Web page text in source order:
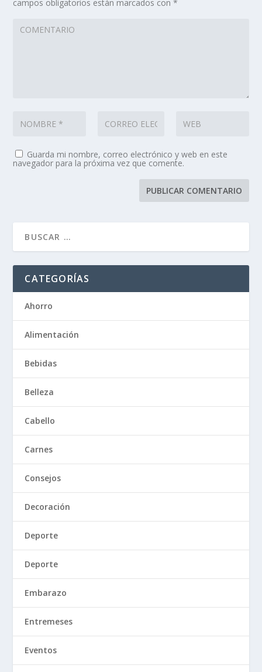
campos obligatorios están marcados con*
Guarda mi nombre, correo electrónico y web en este
navegador para la próxima vez que comente.
CATEGORÍAS
Ahorro
Alimentación
Bebidas
Belleza
Cabello
Carnes
Consejos
Decoración
Deporte
Deporte
Embarazo
Entremeses
Eventos